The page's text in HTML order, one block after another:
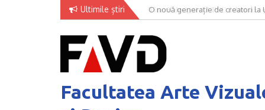
Ultimile știri O nouă generație de creatori la
Facultatea Arte